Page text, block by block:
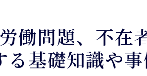
働問題、不在
る基礎知識や